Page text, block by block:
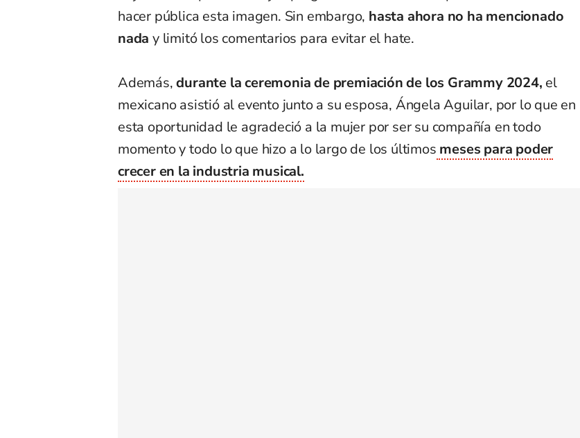
hacer pública esta imagen. Sin embargo, hasta ahora no ha mencionado
nada y limitó los comentarios para evitar el hate.
Además,durante la ceremonia de premiación de los Grammy 2024, el
mexicano asistió al evento junto a su esposa, Ángela Aguilar, por lo que en
esta oportunidad le agradeció a la mujer por ser su compañía en todo
momento y todo lo que hizo a lo largo de los últimos meses para poder
crecer en la industria musical.